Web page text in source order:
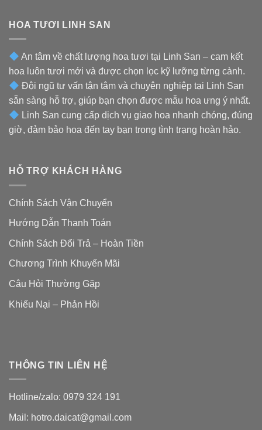
HOA TƯƠI LINH SAN
An tâm về chất lượng hoa tươi tại Linh San – cam kết
hoa luôn tươi mới và được chọn lọc kỹ lưỡng từng cành.
Đội ngũ tư vấn tận tâm và chuyên nghiệp tại Linh San
sẵn sàng hỗ trợ, giúp bạn chọn được mẫu hoa ưng ý nhất.
Linh San cung cấp dịch vụ giao hoa nhanh chóng, đúng
giờ, đảm bảo hoa đến tay bạn trong tình trạng hoàn hảo.
HỖ TRỢ KHÁCH HÀNG
Chính Sách Vận Chuyển
Hướng Dẫn Thanh Toán
Chính Sách Đổi Trả – Hoàn Tiền
Chương Trình Khuyến Mãi
Câu Hỏi Thường Gặp
Khiếu Nại – Phản Hồi
THÔNG TIN LIÊN HỆ
Hotline/zalo: 0979 324 191
Mail: hotro.daicat@gmail.com